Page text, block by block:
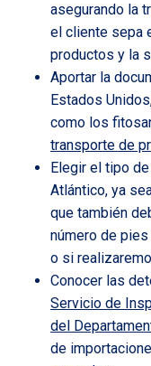
asegurando la
el cliente sepa
productos y la
Aportar la
Estados
como los
transporte de
Elegir el tipo
Atlántico, ya
que también
número de
o si
Conocer las
Servicio de
del
de